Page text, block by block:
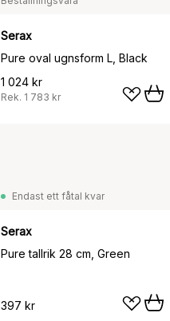
Serax
Pure oval ugnsform L, Black
1 024 kr
Rek. 1 783 kr
Endast ett fåtal kvar
Serax
Pure tallrik 28 cm, Green
397 kr